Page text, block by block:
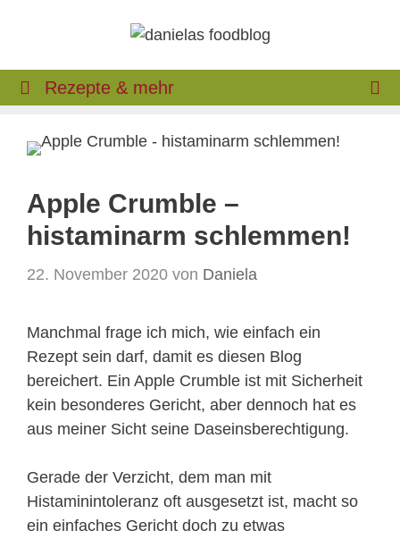
Rezepte & mehr
Apple Crumble –
histaminarm schlemmen!
22. November 2020 von Daniela
Manchmal frage ich mich, wie einfach ein
Rezept sein darf, damit es diesen Blog
bereichert. Ein Apple Crumble ist mit Sicherheit
kein besonderes Gericht, aber dennoch hat es
aus meiner Sicht seine Daseinsberechtigung.
Gerade der Verzicht, dem man mit
Histaminintoleranz oft ausgesetzt ist, macht so
ein einfaches Gericht doch zu etwas